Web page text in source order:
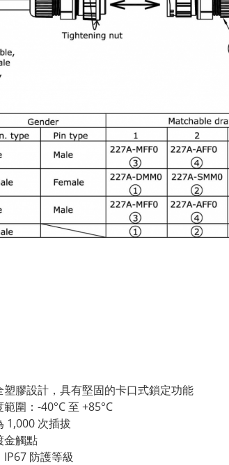
塑膠設計，具有堅固的卡口式鎖定功能
圍：-40°C 至 +85°C
1,000 次插拔
金觸點
防護等級